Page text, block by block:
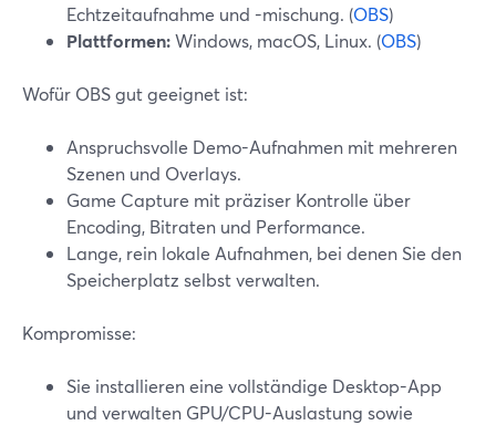
Echtzeitaufnahme und -mischung. (OBS)
Plattformen:Windows, macOS, Linux. (OBS)
Wofür OBS gut geeignet ist:
Anspruchsvolle Demo-Aufnahmen mit mehreren
Szenen und Overlays.
Game Capture mit präziser Kontrolle über
Encoding, Bitraten und Performance.
Lange, rein lokale Aufnahmen, bei denen Sie den
Speicherplatz selbst verwalten.
Kompromisse:
Sie installieren eine vollständige Desktop-App
und verwalten GPU/CPU-Auslastung sowie